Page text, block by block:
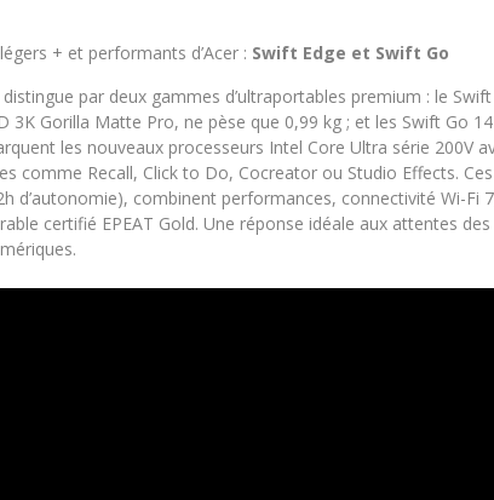
+ et performants d’Acer : Swift Edge et Swift Go
par deux gammes d’ultraportables premium : le
3K Gorilla Matte Pro, ne pèse que 0,99 kg ; et les Swift Go
les nouveaux processeurs Intel Core Ultra série 200V
comme Recall, Click to Do, Cocreator ou Studio Effects.
d’autonomie), combinent performances, connectivité Wi-Fi
certifié EPEAT Gold. Une réponse idéale aux attentes